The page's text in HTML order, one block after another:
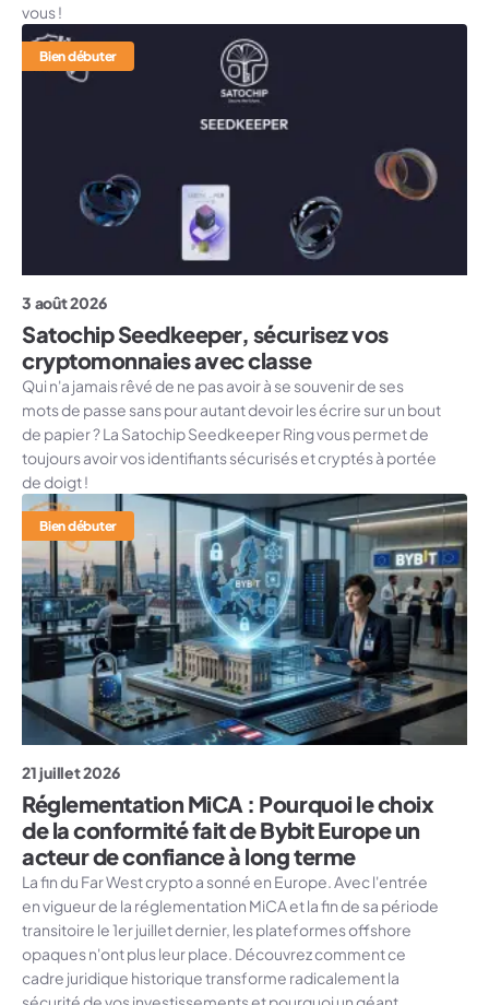
vous !
Bien débuter
3 août 2026
Satochip Seedkeeper, sécurisez vos
cryptomonnaies avec classe
Qui n'a jamais rêvé de ne pas avoir à se souvenir de ses
mots de passe sans pour autant devoir les écrire sur un bout
de papier ? La Satochip Seedkeeper Ring vous permet de
toujours avoir vos identifiants sécurisés et cryptés à portée
de doigt !
Bien débuter
21 juillet 2026
Réglementation MiCA : Pourquoi le choix
de la conformité fait de Bybit Europe un
acteur de confiance à long terme
La fin du Far West crypto a sonné en Europe. Avec l'entrée
en vigueur de la réglementation MiCA et la fin de sa période
transitoire le 1er juillet dernier, les plateformes offshore
opaques n'ont plus leur place. Découvrez comment ce
cadre juridique historique transforme radicalement la